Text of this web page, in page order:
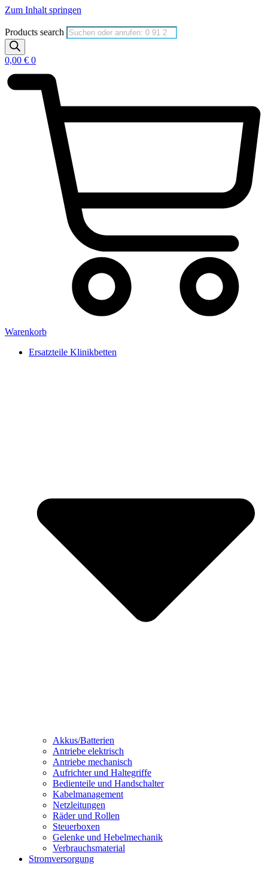
Zum Inhalt springen
Products search
0,00 € 0
Warenkorb
Ersatzteile Klinikbetten
Akkus/Batterien
Antriebe elektrisch
Antriebe mechanisch
Aufrichter und Haltegriffe
Bedienteile und Handschalter
Kabelmanagement
Netzleitungen
Räder und Rollen
Steuerboxen
Gelenke und Hebelmechanik
Verbrauchsmaterial
Stromversorgung